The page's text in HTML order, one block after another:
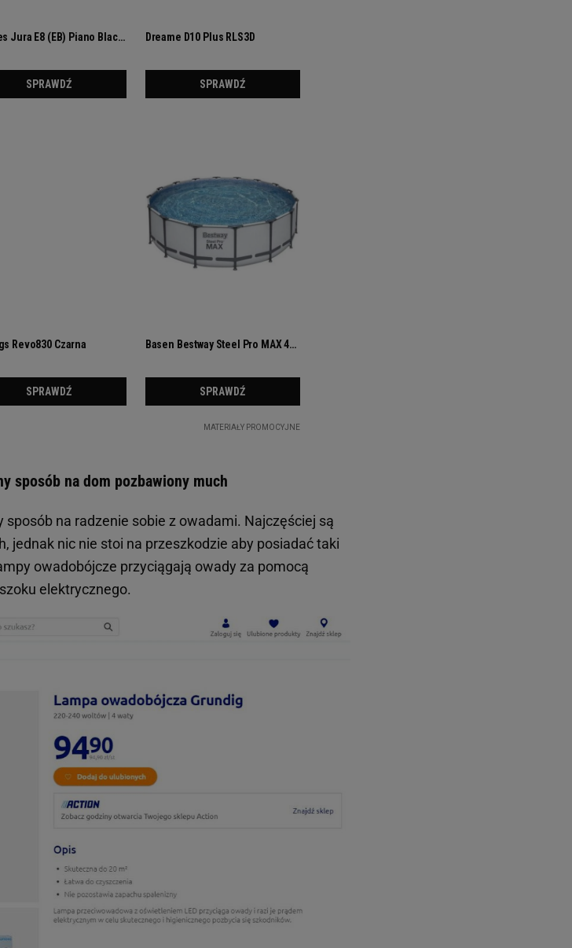
sposób na dom pozbawiony much
na radzenie sobie z owadami. Najczęściej są
jednak nic nie stoi na przeszkodzie aby posiadać taki
owadobójcze przyciągają owady za pomocą
elektrycznego.